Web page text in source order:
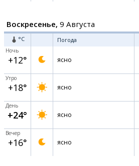
Воскресенье, 9 Августа
°C Погода
Ночь
+12° ясно
Утро
+18° ясно
День
+24° ясно
Вечер
+16° ясно